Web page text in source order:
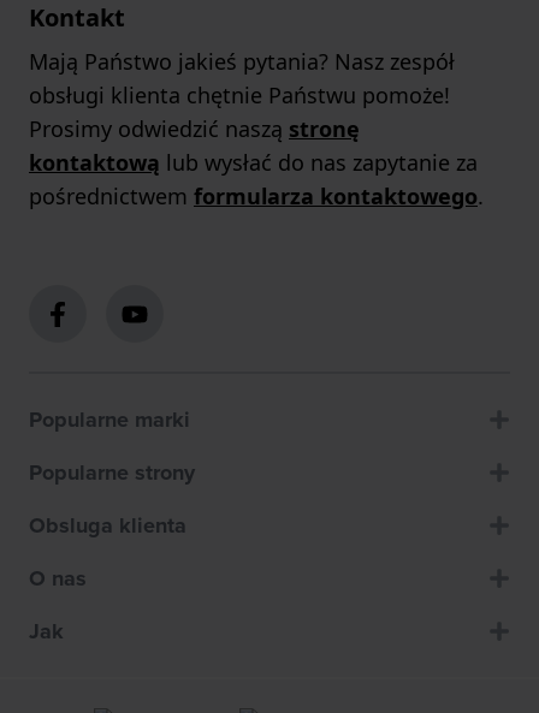
Kontakt
Mają Państwo jakieś pytania? Nasz zespół
obsługi klienta chętnie Państwu pomoże!
Prosimy odwiedzić naszą stronę
kontaktową lub wysłać do nas zapytanie za
pośrednictwem formularza kontaktowego.
Popularne marki
Popularne strony
Obsluga klienta
O nas
Jak